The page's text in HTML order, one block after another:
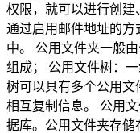
权限，就可以进行创
通过启用邮件地址的
中。 公用文件夹一般
组成； 公用文件树：
树可以具有多个公用
相互复制信息。 公用
据库。公用文件夹存